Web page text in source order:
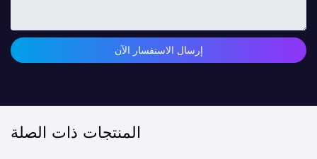
إرسال الاستفسار الآن
المنتجات ذات الصلة